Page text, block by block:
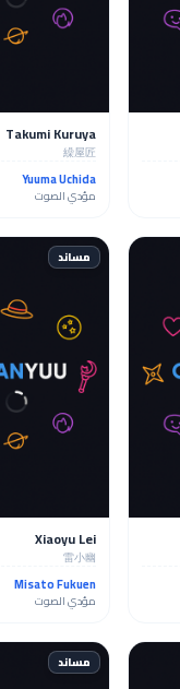
Takumi Kuruya
繰屋匠
Yuuma Uchida
مؤدي الصوت
مساند
Xiaoyu Lei
雷小幽
Misato Fukuen
مؤدي الصوت
مساند